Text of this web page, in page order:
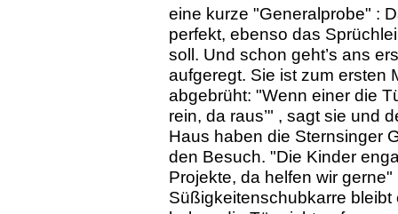
eine kurze "Generalprobe" :
perfekt, ebenso das
soll. Und schon geht’s ans
aufgeregt. Sie ist zum
abgebrüht: "Wenn einer die
rein, da raus’" , sagt sie und
Haus haben die Sternsinger
den Besuch. "Die Kinder
Projekte, da helfen wir
Süßigkeitenschubkarre